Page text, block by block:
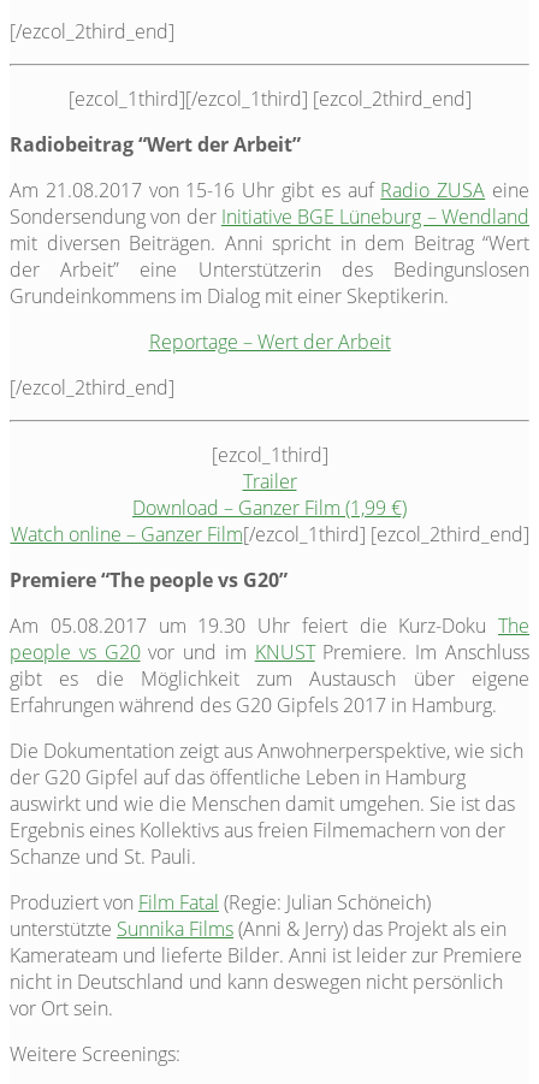
[/ezcol_2third_end]
[ezcol_1third][/ezcol_1third] [ezcol_2third_end]
Radiobeitrag “Wert der Arbeit”
Am 21.08.2017 von 15-16 Uhr gibt es auf Radio ZUSA eine
Sondersendung von der Initiative BGE Lüneburg – Wendland
mit diversen Beiträgen. Anni spricht in dem Beitrag “Wert
der Arbeit” eine Unterstützerin des Bedingunslosen
Grundeinkommens im Dialog mit einer Skeptikerin.
Reportage – Wert der Arbeit
[/ezcol_2third_end]
[ezcol_1third]
Trailer
Download – Ganzer Film (1,99 €)
Watch online – Ganzer Film[/ezcol_1third] [ezcol_2third_end]
Premiere “The people vs G20”
Am 05.08.2017 um 19.30 Uhr feiert die Kurz-Doku The
people vs G20vor und im KNUSTPremiere. Im Anschluss
gibt es die Möglichkeit zum Austausch über eigene
Erfahrungen während des G20 Gipfels 2017 in Hamburg.
Die Dokumentation zeigt aus Anwohnerperspektive, wie sich
der G20 Gipfel auf das öffentliche Leben in Hamburg
auswirkt und wie die Menschen damit umgehen. Sie ist das
Ergebnis eines Kollektivs aus freien Filmemachern von der
Schanze und St. Pauli.
Produziert von Film Fatal (Regie: Julian Schöneich)
unterstützte Sunnika Films(Anni & Jerry) das Projekt als ein
Kamerateam und lieferte Bilder. Anni ist leider zur Premiere
nicht in Deutschland und kann deswegen nicht persönlich
vor Ort sein.
Weitere Screenings: